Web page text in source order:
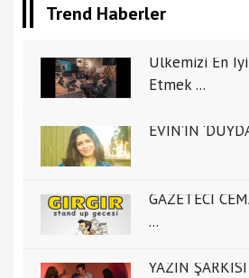
Trend Haberler
Ülkemizi En
Etmek ...
EVİN’İN
GAZETECİ
...
YAZIN